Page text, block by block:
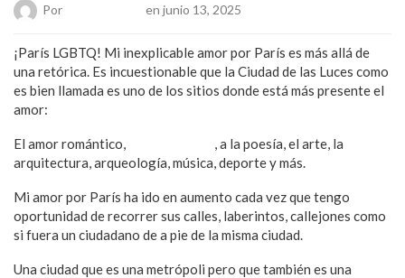
Por en junio 13, 2025
¡París LGBTQ! Mi inexplicable amor por París es más allá de
una retórica. Es incuestionable que la Ciudad de las Luces como
es bien llamada es uno de los sitios donde está más presente el
amor:
El amor romántico,
, a la poesía, el arte, la
arquitectura, arqueología, música, deporte y más.
Mi amor por París ha ido en aumento cada vez que tengo
oportunidad de recorrer sus calles, laberintos, callejones como
si fuera un ciudadano de a pie de la misma ciudad.
Una ciudad que es una metrópoli pero que también es una